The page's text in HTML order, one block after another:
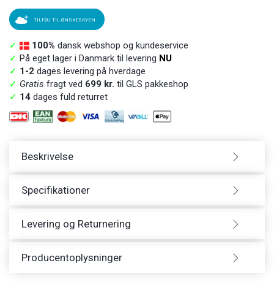
TILFØJ TIL ØNSKESKYEN
✓ 100% dansk webshop og kundeservice
✓ På eget lager i Danmark til levering NU
✓ 1-2 dages levering på hverdage
✓ Gratis fragt ved 699 kr. til GLS pakkeshop
✓ 14 dages fuld returret
Beskrivelse
Specifikationer
Levering og Returnering
Producentoplysninger